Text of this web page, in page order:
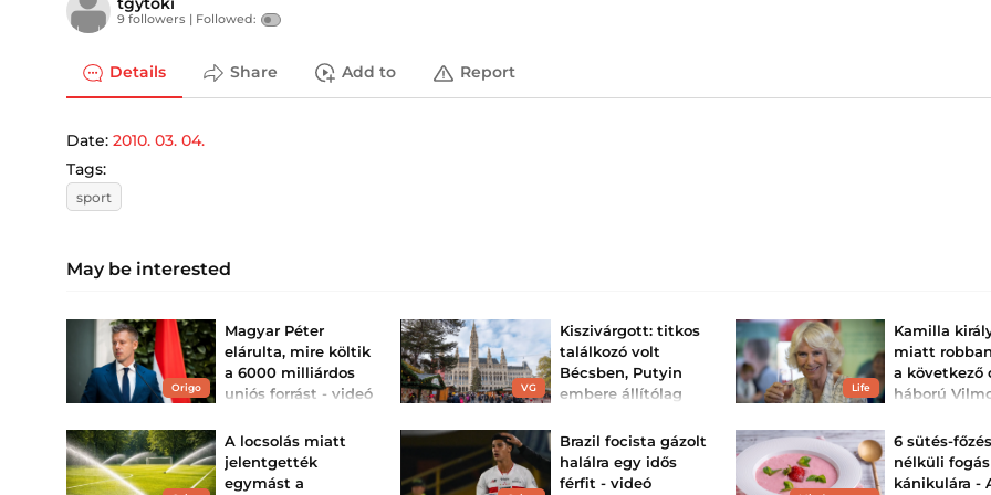
9 followers | Followed:
Details Share Add to Report
Date: 2010. 03. 04.
Tags:
sport
May be interested
Origo
Magyar Péter
elárulta, mire költik
a 6000 milliárdos
uniós forrást - videó
mint 61 konkrét tételben
sorolja fel, mire fogják
fordítani az uniós forrást.
VG
Kiszivárgott: titkos
találkozó volt
Bécsben, Putyin
embere állítólag
tárgyalt Ukrajnáró...
Az értesülésben további
megdöbentő elem az,
hogy Ukrajnát senki nem
Life
Kamilla
miatt
a következő
háború
között
A brit királyi
belül ismét
helyzet egy titkos
A locsolás miatt
jelentgették
egymást a
Brazil focista gázolt
halálra egy idős
férfit - videó
6 sütés-főzés
nélküli fogás
kánikulára -